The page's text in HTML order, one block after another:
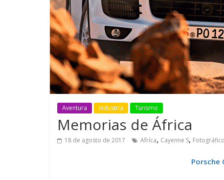
Aventura Industria Turismo
Memorias de África
18 de agosto de 2017 Afríca, Cayenne S, Fotográfico
Porsche